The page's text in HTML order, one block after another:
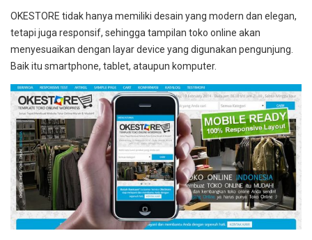
OKESTORE tidak hanya memiliki desain yang modern dan elegan,
tetapi juga responsif, sehingga tampilan toko online akan
menyesuaikan dengan layar device yang digunakan pengunjung.
Baik itu smartphone, tablet, ataupun komputer.